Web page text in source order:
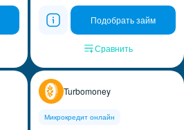
Подобрать займ
Сравнить
Turbomoney
Микрокредит онлайн